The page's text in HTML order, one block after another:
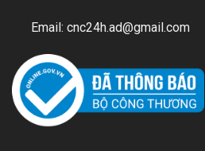
Email: cnc24h.ad@gmail.com